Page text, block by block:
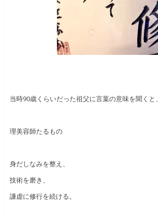
当時90歳くらいだった祖父に言葉の意味を聞くと、
理美容師たるもの
身だしなみを整え、
技術を磨き、
謙虚に修行を続ける。